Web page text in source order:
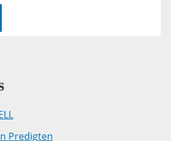
Predigten